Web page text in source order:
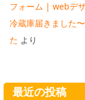
フォーム | webデ
冷蔵庫届きました
た より
最近の投稿